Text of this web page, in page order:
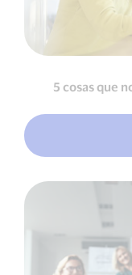
5 cosas que